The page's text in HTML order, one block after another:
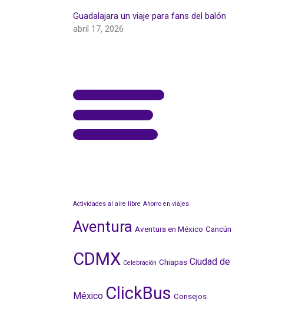
Guadalajara un viaje para fans del balón
abril 17, 2026
Compartir en Facebook
Compartir en Twitter
Compartir en LinkedIn
Actividades al aire libre Ahorro en viajes
Aventura Aventura en México Cancún
CDMX Celebración Chiapas Ciudad de
México ClickBus Consejos